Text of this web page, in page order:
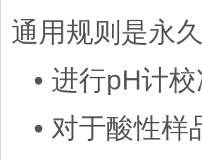
通用规则是永
• 进行pH计
• 对于酸性